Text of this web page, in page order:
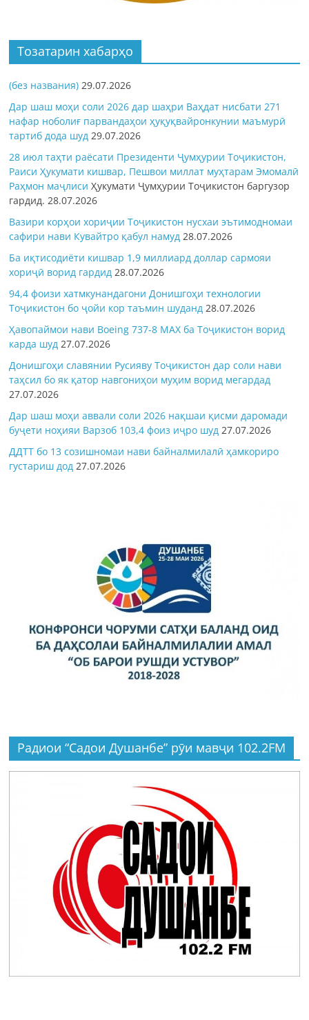
Тозатарин хабарҳо
(без названия) 29.07.2026
Дар шаш моҳи соли 2026 дар шаҳри Ваҳдат нисбати 271
нафар ноболиғ парвандаҳои ҳуқуқвайронкунии маъмурӣ
тартиб дода шуд 29.07.2026
28 июл таҳти раёсати Президенти Ҷумҳурии Тоҷикистон,
Раиси Ҳукумати кишвар, Пешвои миллат муҳтарам Эмомалӣ
Раҳмон маҷлисиҲукумати Ҷумҳурии Тоҷикистон баргузор
гардид.28.07.2026
Вазири корҳои хориҷии Тоҷикистон нусхаи эътимодномаи
сафири нави Кувайтро қабул намуд 28.07.2026
Ба иқтисодиёти кишвар 1,9 миллиард доллар сармояи
хориҷӣ ворид гардид 28.07.2026
94,4 фоизи хатмкунандагони Донишгоҳи технологии
Тоҷикистон бо ҷойи кор таъмин шуданд 28.07.2026
Ҳавопаймои нави Boeing 737-8 MAX ба Тоҷикистон ворид
карда шуд 27.07.2026
Донишгоҳи славянии Русияву Тоҷикистон дар соли нави
таҳсил бо як қатор навгониҳои муҳим ворид мегардад
27.07.2026
Дар шаш моҳи аввали соли 2026 нақшаи қисми даромади
буҷети ноҳияи Варзоб 103,4 фоиз иҷро шуд 27.07.2026
ДДТТ бо 13 созишномаи нави байналмилалӣ ҳамкориро
густариш дод 27.07.2026
Радиои “Садои Душанбе” рӯи мавҷи 102.2FM